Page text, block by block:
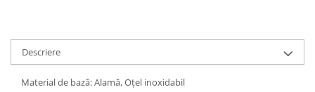
Descriere
Material de bază: Alamă, Oțel inoxidabil